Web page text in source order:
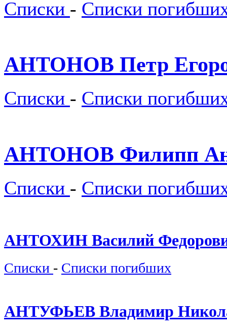
Списки - Списки
АНТОНОВ Петр
Списки - Списки
АНТОНОВ Филипп
Списки - Списки
АНТОХИН Василий
Списки - Списки погибших
АНТУФЬЕВ Владимир